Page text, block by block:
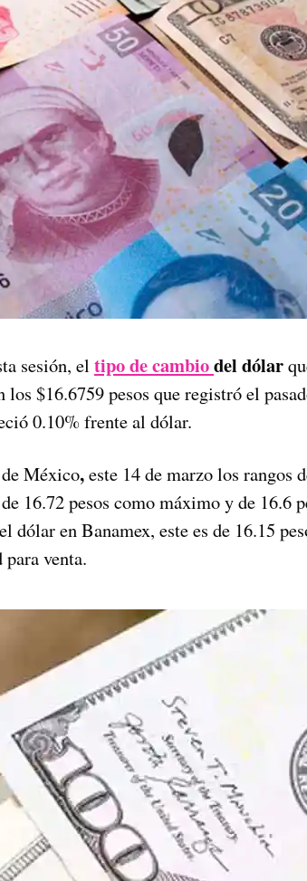
sesión, el tipo de cambiodel dólar
los $16.6759pesos que registró el
0.10% frente al dólar.
México,este 14 de marzo los rangos
16.72 pesos como máximo y de 16.6
dólar en Banamex, este es de 16.15
venta.